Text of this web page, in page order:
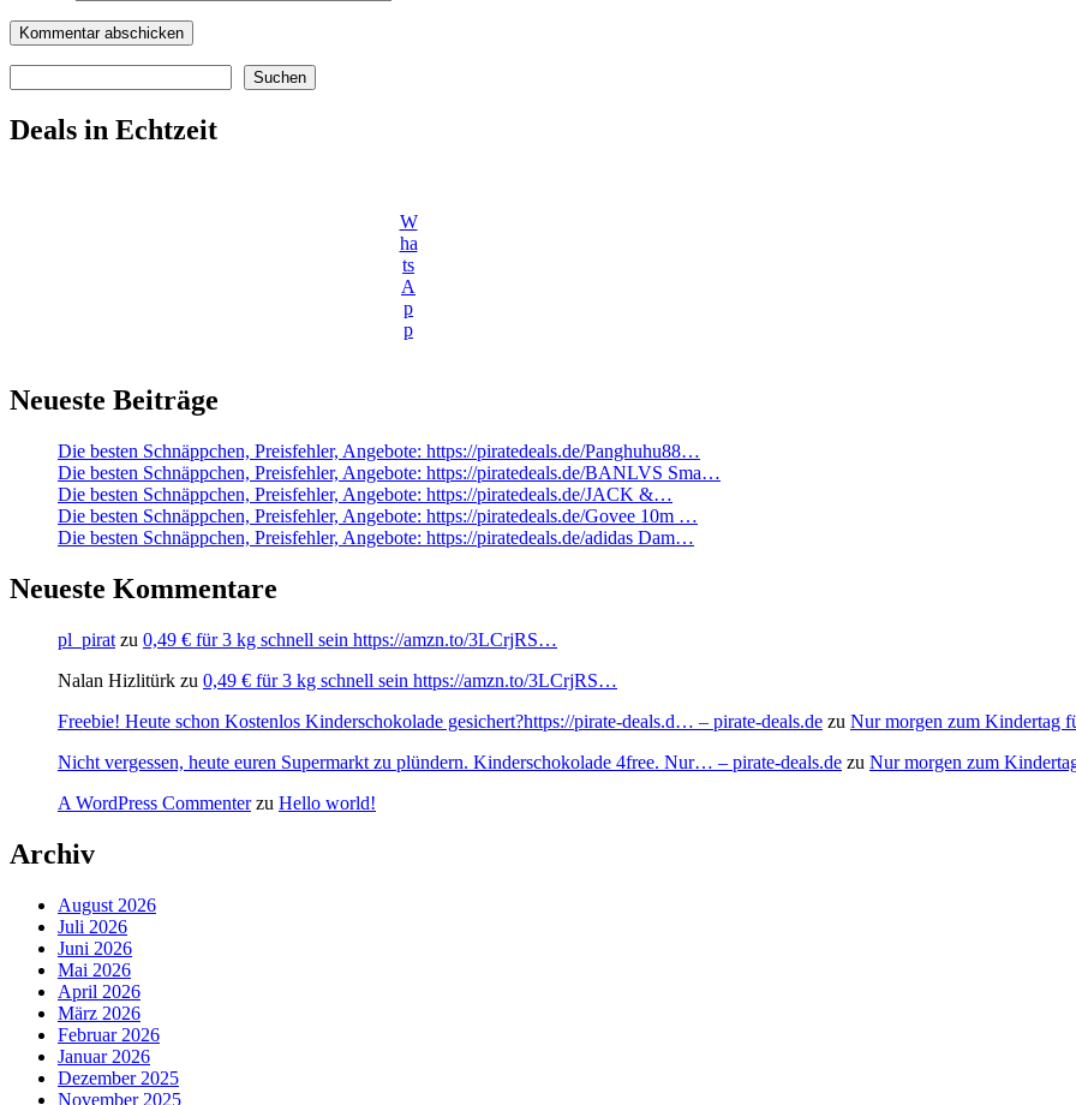
Suchen
Deals in Echtzeit
W
ha
ts
A
p
p
Neueste Beiträge
Die besten Schnäppchen, Preisfehler, Angebote: https://piratedeals.de/Panghuhu88…
Die besten Schnäppchen, Preisfehler, Angebote: https://piratedeals.de/BANLVS Sma…
Die besten Schnäppchen, Preisfehler, Angebote: https://piratedeals.de/JACK &…
Die besten Schnäppchen, Preisfehler, Angebote: https://piratedeals.de/Govee 10m …
Die besten Schnäppchen, Preisfehler, Angebote: https://piratedeals.de/adidas Dam…
Neueste Kommentare
pl_pirat zu 0,49 € für 3 kg schnell sein https://amzn.to/3LCrjRS…
Nalan Hizlitürk zu 0,49 € für 3 kg schnell sein https://amzn.to/3LCrjRS…
Freebie! Heute schon Kostenlos Kinderschokolade gesichert?https://pirate-deals.d… – pirate-deals.de zu Nur morgen zum Kindertag
Nicht vergessen, heute euren Supermarkt zu plündern. Kinderschokolade 4free. Nur… – pirate-deals.de zu Nur morgen zum
A WordPress Commenterzu Hello world!
Archiv
August 2026
Juli 2026
Juni 2026
Mai 2026
April 2026
März 2026
Februar 2026
Januar 2026
Dezember 2025
November 2025